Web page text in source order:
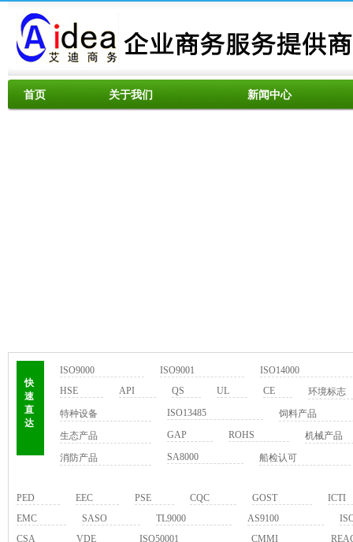
首页 关于我们 新闻中心
快
速
直
达
ISO9000 ISO9001
ISO14000
HSE
API QS UL CE
环境标志
特种设备
ISO13485
饲料产品
生态产品
GAP ROHS
机械产品
消防产品
SA8000 船检认可
PED EEC PSE CQC GOST
ICTI
EMC
SASO TL9000 AS9100
CSA
VDE ISO50001 CMMI